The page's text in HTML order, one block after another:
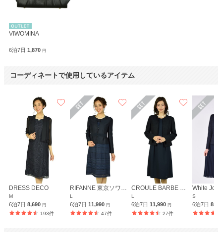
VIWOMINA
6泊7日 1,870 円
コーディネートで使用しているアイテム
DRESS DECO
M
6泊7日 8,690 円
193件
RIFANNE 東京ソワール
L
6泊7日11,990円
47件
CROULE BARBE イギン
L
6泊7日 11,990 円
27件
White
S
6泊7日